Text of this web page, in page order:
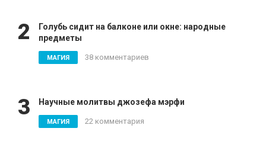
2
Голубь сидит на балконе или окне: народные
предметы
МАГИЯ 38 комментариев
3 Научные молитвы джозефа мэрфи
МАГИЯ 22 комментария